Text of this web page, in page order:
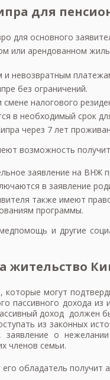
для
для основного
или арендованном
и невозвратным
без ограничений.
налогового
в необходимый срок
через 7 лет
возможность
заявление на
в заявление
также имеют
программы.
и другие
жительство
которые могут
пассивного дохода
доход должен
из законных
заявление о
членов семьи.
обладатель получит